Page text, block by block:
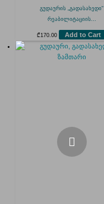
გუდაურის „გადასახედი“
რეაბილიტაციის...
₾ 170.00 Add to Cart